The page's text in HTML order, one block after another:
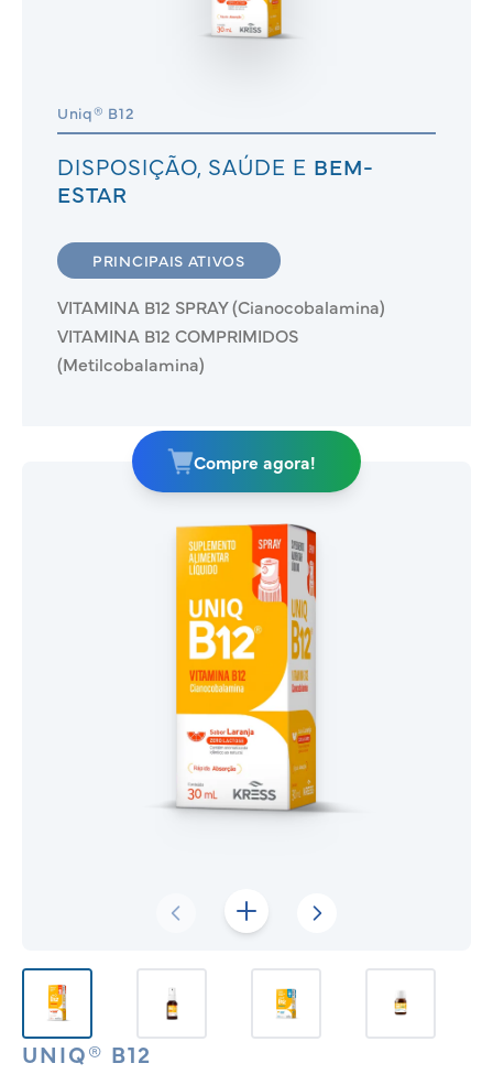
Uniq® B12
DISPOSIÇÃO, SAÚDE E BEM-
ESTAR
PRINCIPAIS ATIVOS
VITAMINA B12 SPRAY (Cianocobalamina)
VITAMINA B12 COMPRIMIDOS
(Metilcobalamina)
Compre agora!
UNIQ® B12